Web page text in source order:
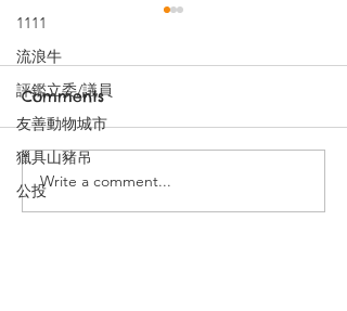
1111
流浪牛
評鑑立委/議員
友善動物城市
獵具山豬吊
公投
降低除草劑風險，推動零
毒害綠地管理
Comments
Write a comment...